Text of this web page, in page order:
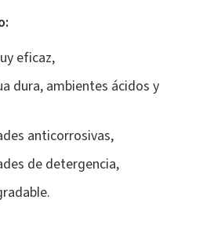
eficaz,
dura, ambientes ácidos y
anticorrosivas,
de detergencia,